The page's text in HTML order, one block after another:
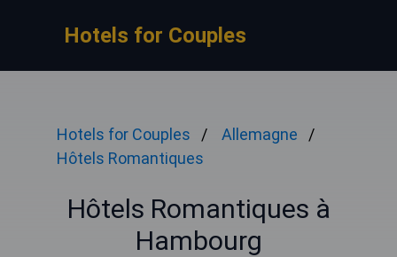
Hotels for Couples
Hotels for Couples
Allemagne
Hôtels Romantiques
Hôtels Romantiques à
Hambourg